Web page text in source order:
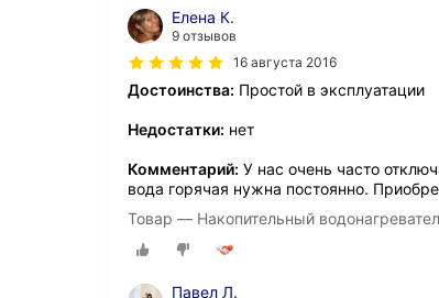
Елена К.
9 отзывов
16 августа 2016
Достоинства: Простой в эксплуатации
Недостатки: нет
Комментарий: У нас очень часто
вода горячая нужна постоянно.
Товар — Накопительный
Павел Л.